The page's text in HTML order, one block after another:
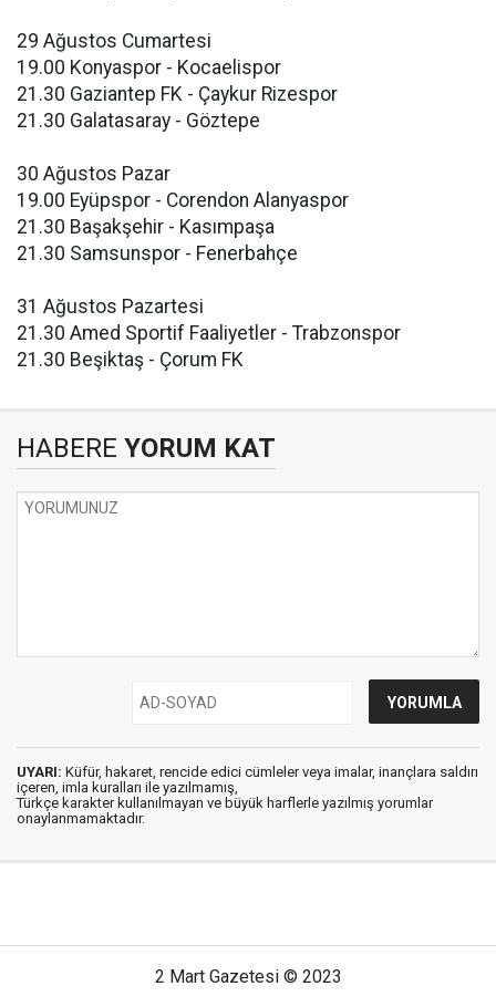
29 Ağustos Cumartesi
19.00 Konyaspor - Kocaelispor
21.30 Gaziantep FK - Çaykur Rizespor
21.30 Galatasaray - Göztepe
30 Ağustos Pazar
19.00 Eyüpspor - Corendon Alanyaspor
21.30 Başakşehir - Kasımpaşa
21.30 Samsunspor - Fenerbahçe
31 Ağustos Pazartesi
21.30 Amed Sportif Faaliyetler - Trabzonspor
21.30 Beşiktaş - Çorum FK
HABERE YORUM KAT
UYARI: Küfür, hakaret, rencide edici cümleler veya imalar, inançlara saldırı
içeren, imla kuralları ile yazılmamış,
Türkçe karakter kullanılmayan ve büyük harflerle yazılmış yorumlar
onaylanmamaktadır.
2 Mart Gazetesi © 2023